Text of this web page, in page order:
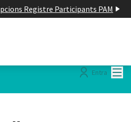
Registre Participants PAM
Entra